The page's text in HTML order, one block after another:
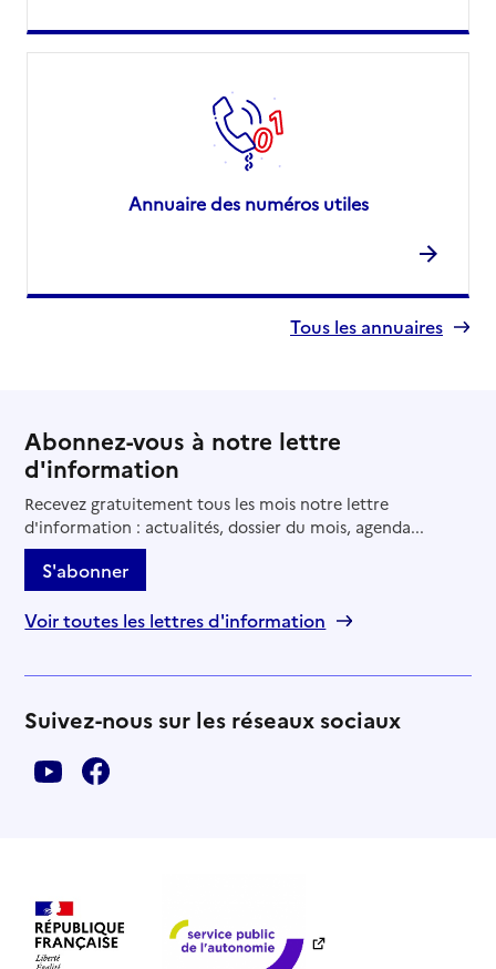
Annuaire des numéros utiles
Tous les annuaires
Abonnez-vous à notre lettre
d'information
Recevez gratuitement tous les mois notre lettre
d'information : actualités, dossier du mois, agenda...
S'abonner
Voir toutes les lettres d'information
Suivez-nous sur les réseaux sociaux